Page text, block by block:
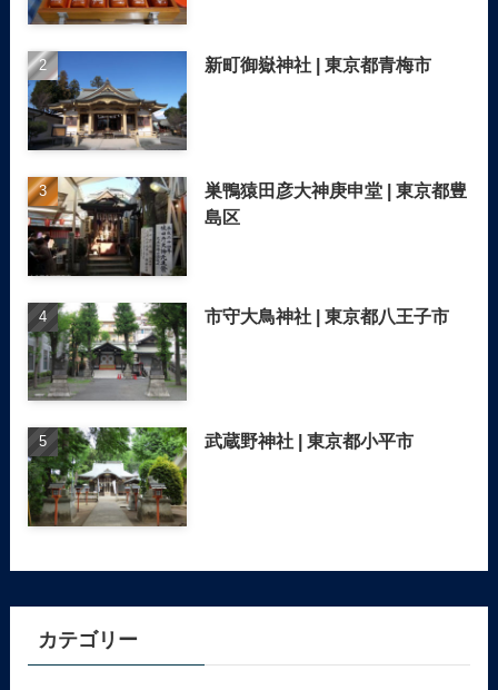
新町御嶽神社 | 東京都青梅市
巣鴨猿田彦大神庚申堂 | 東京都豊
島区
市守大鳥神社 | 東京都八王子市
武蔵野神社 | 東京都小平市
カテゴリー